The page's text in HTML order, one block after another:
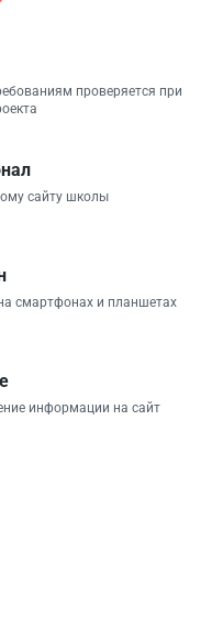
проверяется при
сайту школы
смартфонах и планшетах
информации на сайт